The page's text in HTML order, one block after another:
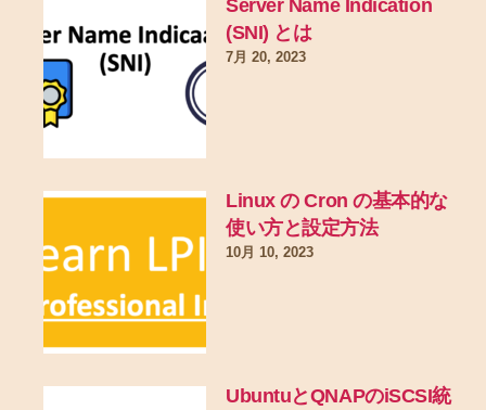
Server Name Indication
(SNI) とは
7月 20, 2023
Linux の Cron の基本的な
使い方と設定方法
10月 10, 2023
UbuntuとQNAPのiSCSI統